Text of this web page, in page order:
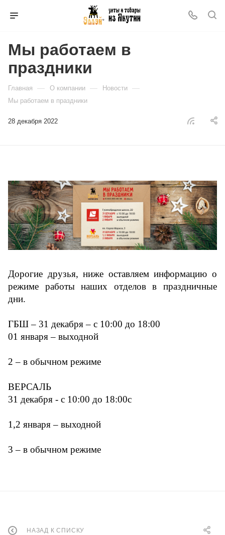
Мы работаем в
праздники
Главная — О компании — Новости —
Мы работаем в праздники
28 декабря 2022
Дорогие друзья, ниже оставляем информацию о
режиме работы наших отделов в праздничные
дни.
ГБШ – 31 декабря – с 10:00 до 18:00
01 января – выходной
2 – в обычном режиме
ВЕРСАЛЬ
31 декабря - с 10:00 до 18:00с
1,2 января – выходной
3 – в обычном режиме
НАЗАД К СПИСКУ